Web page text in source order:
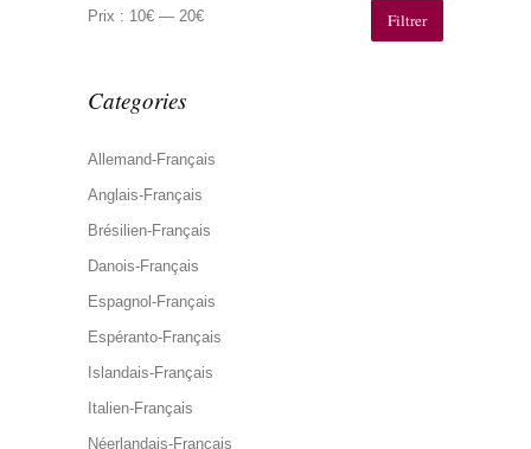
min
max
Filtrer
Prix : 10€ — 20€
Categories
Allemand-Français
Anglais-Français
Brésilien-Français
Danois-Français
Espagnol-Français
Espéranto-Français
Islandais-Français
Italien-Français
Néerlandais-Français